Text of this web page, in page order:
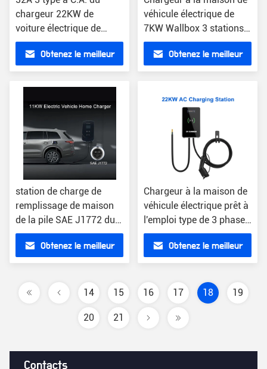
Contacts
chargeur 22KW de
voiture électrique de
phase - chargeur 2
Obtenez le meilleur
véhicule électrique de
7KW Wallbox 3 stations
de charge de la phase
J1772Obtenez le meilleur
station de charge de
remplissage de maison
de la pile SAE J1772 du
véhicule électrique 380V
Obtenez le meilleur
Chargeur à la maison de
véhicule électrique prêt à
l'emploi type de 3 phases
- 2 22KW
Obtenez le meilleur
14 15 16 17 18 19
20 21